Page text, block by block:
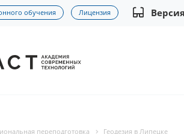
обучения Лицензия
переподготовка Геодезия в Липецке